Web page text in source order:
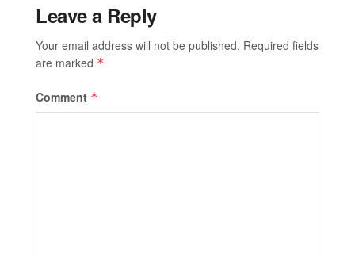
Leave a Reply
Your email address will not be published. Required fields
are marked *
Comment *